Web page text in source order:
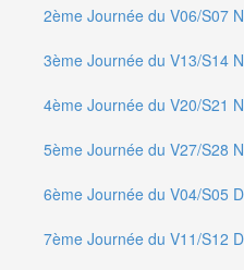
2ème Journée du V06/S07
3ème Journée du V13/S14
4ème Journée du V20/S21
5ème Journée du V27/S28
6ème Journée du V04/S05
7ème Journée du V11/S12